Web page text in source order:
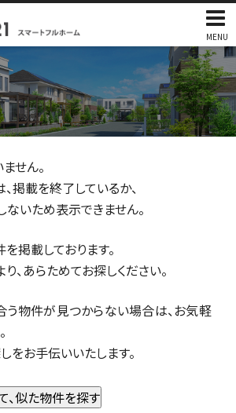
MENU
せん。
掲載を終了しているか、
いため表示できません。
掲載しております。
、あらためてお探しください。
う物件が見つからない場合は、お気軽
をお手伝いいたします。